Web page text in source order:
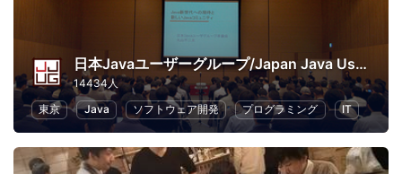
日本Javaユーザーグループ/Japan Java User Group
14434人
東京
Java ソフトウェア開発 プログラミング IT